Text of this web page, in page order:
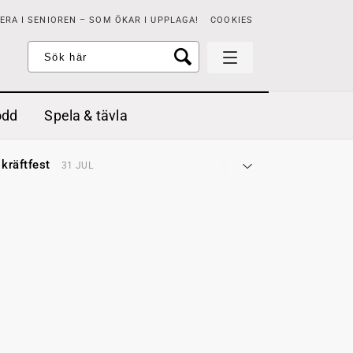
I SENIOREN – SOM ÖKAR I UPPLAGA! COOKIES
Spela & tävla
kräftfest 31 JUL
med örter